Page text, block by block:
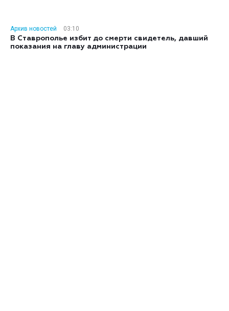
Архив новостей
03:10
В Ставрополье избит до смерти свидетель, давший
показания на главу администрации